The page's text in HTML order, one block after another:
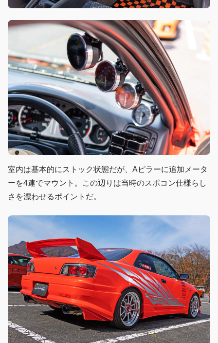
室内は基本的にストック状態だが、Aピラーに追加メータ
ーを4連でマウント。この辺りは当時のスポコン仕様らし
さを漂わせるポイントだ。